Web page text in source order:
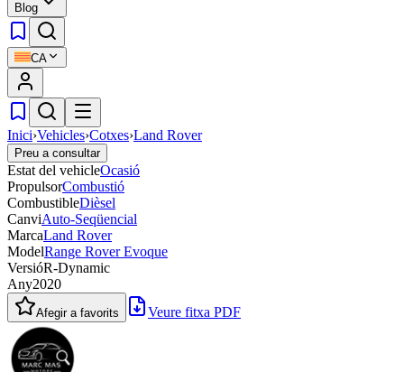
Blog
CA
Inici›Vehicles›Cotxes›Land Rover
Preu a consultar
Estat del vehicleOcasió
PropulsorCombustió
CombustibleDièsel
CanviAuto-Seqüencial
MarcaLand Rover
ModelRange Rover Evoque
VersióR-Dynamic
Any2020
Afegir a favorits Veure fitxa PDF